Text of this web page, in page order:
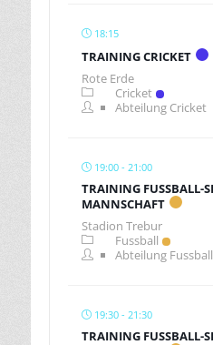
18:15
TRAINING CRICKET
Rote Erde
Cricket
Abteilung Cricket
19:00 - 21:00
TRAINING FUSSBALL-
MANNSCHAFT
Stadion Trebur
Fussball
Abteilung Fussball
19:30 - 21:30
TRAINING FUSSBALL-